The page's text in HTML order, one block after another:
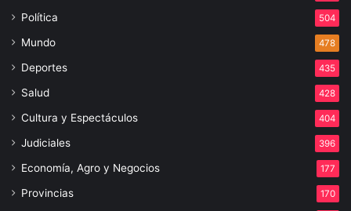
Política 504
Mundo 478
Deportes 435
Salud 428
Cultura y Espectáculos 404
Judiciales 396
Economía, Agro y Negocios 177
Provincias 170